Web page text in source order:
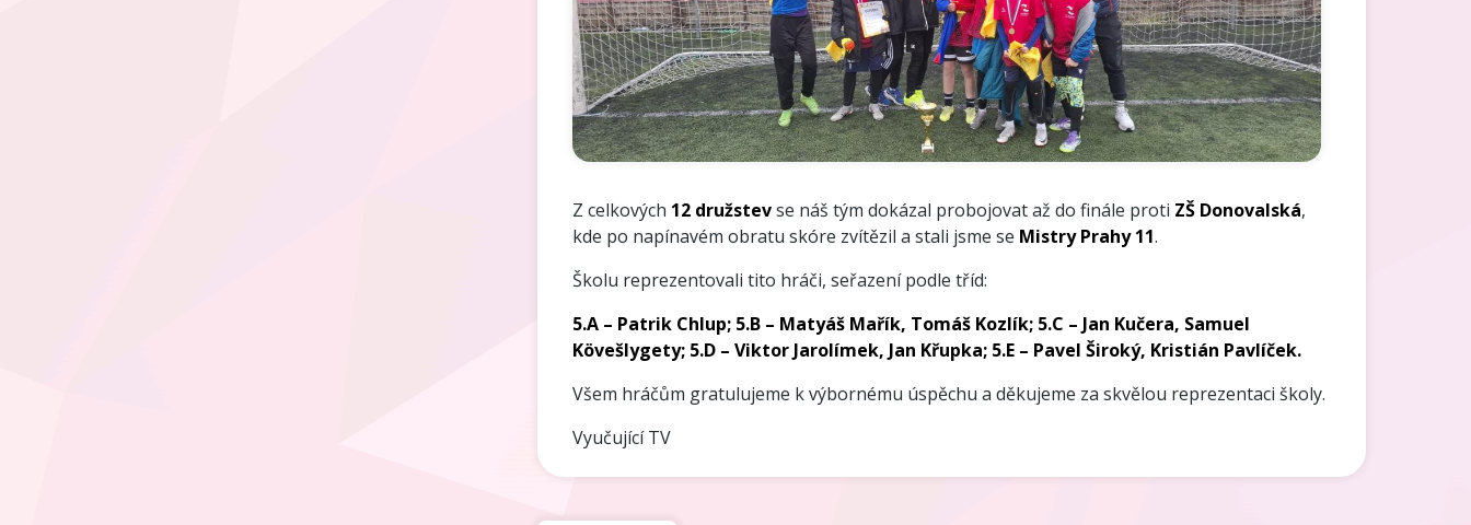
Z celkových 12 družstevse náš tým dokázal probojovat až do finále proti ZŠ Donovalská,
kde po napínavém obratu skóre zvítězil a stali jsme se Mistry Prahy 11.
Školu reprezentovali tito hráči, seřazení podle tříd:
5.A – Patrik Chlup; 5.B – Matyáš Mařík, Tomáš Kozlík; 5.C – Jan Kučera, Samuel
Kövešlygety; 5.D – Viktor Jarolímek, Jan Křupka; 5.E – Pavel Široký, Kristián Pavlíček.
Všem hráčům gratulujeme k výbornému úspěchu a děkujeme za skvělou reprezentaci školy.
Vyučující TV